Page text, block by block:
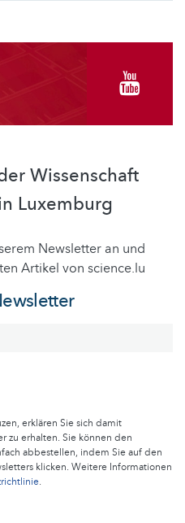
Wissenschaft
Luxemburg
Newsletter an und
Artikel von science.lu
erklären Sie sich damit
zu erhalten. Sie können den
abbestellen, indem Sie auf den
klicken. Weitere Informationen
.